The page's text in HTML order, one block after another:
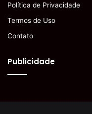
Política de Privacidade
Termos de Uso
Contato
Publicidade